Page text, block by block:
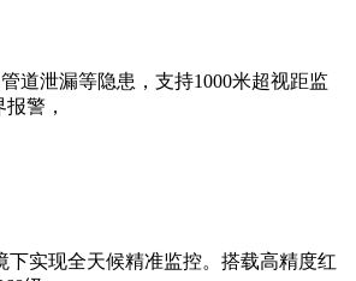
道泄漏等隐患，支持1000米超视距监
警，
实现全天候精准监控。搭载高精度红